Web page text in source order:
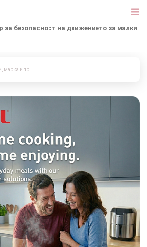
за безопасност на движението за малки